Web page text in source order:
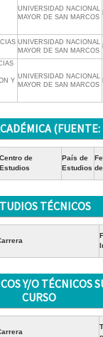
UNIVERSIDAD NACIONAL
MAYOR DE SAN MARCOS
UNIVERSIDAD NACIONAL
MAYOR DE SAN MARCOS
Y
UNIVERSIDAD NACIONAL
MAYOR DE SAN MARCOS
Centro de
Estudios
País de
Estudios
TÉCNICOS
Y/O TÉCNICOS
CURSO